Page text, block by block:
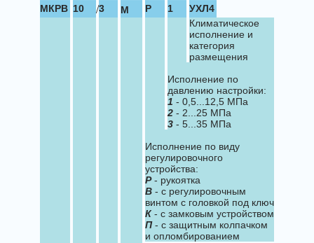
МКРВ 10 /3 М Р 1 УХЛ4
Климатическое
исполнение и
категория
размещения
Исполнение по
давлению настройки:
1 - 0,5...12,5 МПа
2 - 2...25 МПа
3 - 5...35 МПа
Исполнение по виду
регулировочного
устройства:
Р- рукоятка
В - с регулировочным
винтом с головкой под ключ
К - с замковым устройством
П- с защитным колпачком
и опломбированием